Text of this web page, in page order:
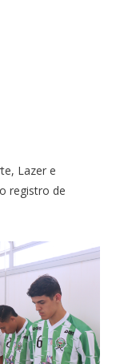
Lazer e
registro de